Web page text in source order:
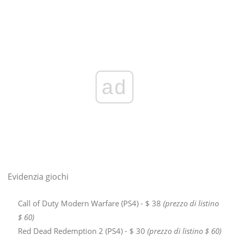
ad
Evidenzia giochi
Call of Duty Modern Warfare (PS4) - $ 38 (prezzo di listino
$ 60)
Red Dead Redemption 2 (PS4) - $ 30 (prezzo di listino $ 60)